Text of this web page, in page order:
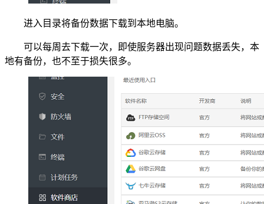
进入目录将备份数据下载到本地电脑。
可以每周去下载一次，即使服务器出现问题数据丢失，本
地有备份，也不至于损失很多。